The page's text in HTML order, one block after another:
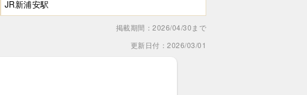
JR新浦安駅
掲載期間：2026/04/30まで
更新日付：2026/03/01